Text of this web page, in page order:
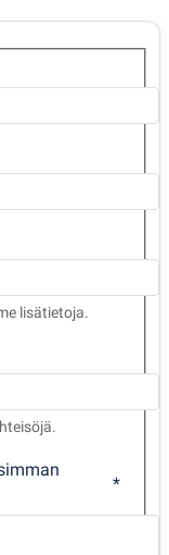
lisätietoja.